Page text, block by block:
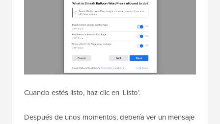
Cuando estés listo, haz clic en ‘Listo’.
Después de unos momentos, debería ver un mensaje